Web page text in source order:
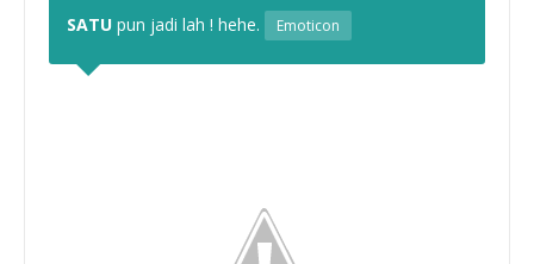
SATU pun jadi lah ! hehe. Emoticon